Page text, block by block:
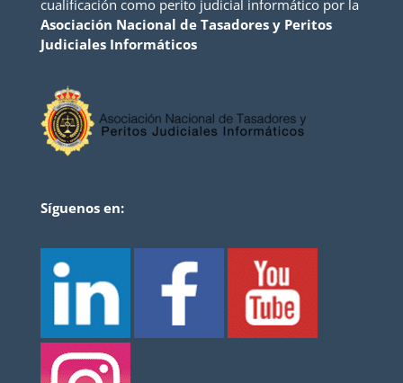
cualificación como perito judicial informático por la
Asociación Nacional de Tasadores y Peritos
Judiciales Informáticos
Síguenos en: